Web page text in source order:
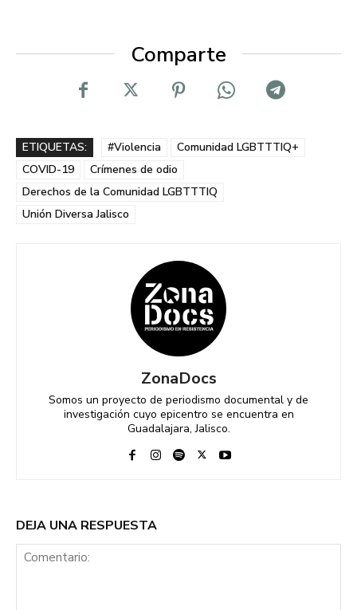
Comparte
ETIQUETAS: #Violencia
Comunidad LGBTTTIQ+
COVID-19
Crímenes de odio
Derechos de la Comunidad LGBTTTIQ
Unión Diversa Jalisco
ZonaDocs
Somos un proyecto de periodismo documental y de
investigación cuyo epicentro se encuentra en
Guadalajara, Jalisco.
DEJA UNA RESPUESTA